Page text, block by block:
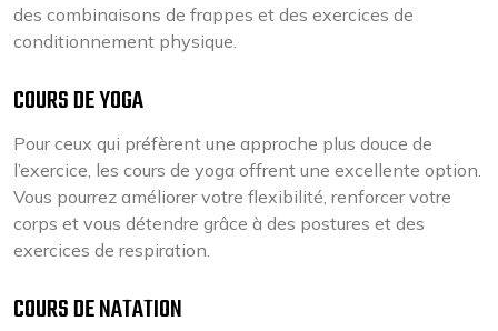
des combinaisons de frappes et des exercices de
conditionnement physique.
COURS DE YOGA
Pour ceux qui préfèrent une approche plus douce de
l’exercice, les cours de yoga offrent une excellente option.
Vous pourrez améliorer votre flexibilité, renforcer votre
corps et vous détendre grâce à des postures et des
exercices de respiration.
COURS DE NATATION